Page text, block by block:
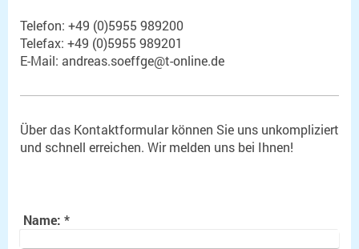
Telefon: +49 (0)5955 989200
Telefax: +49 (0)5955 989201
E-Mail: andreas.soeffge@t-online.de
Über das Kontaktformular können Sie uns unkompliziert
und schnell erreichen. Wir melden uns bei Ihnen!
Name: *